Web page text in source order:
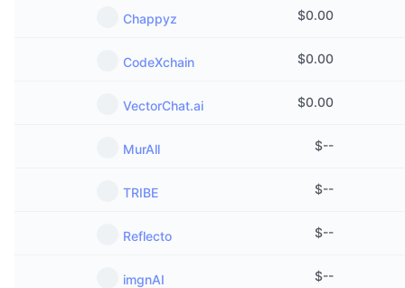
Chappyz $0.00
CodeXchain $0.00
VectorChat.ai $0.00
MurAll $--
TRIBE $--
Reflecto $--
imgnAI $--